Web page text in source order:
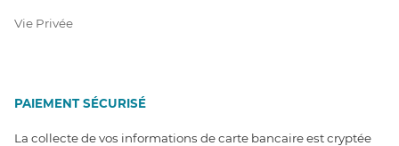
Vie Privée
PAIEMENT SÉCURISÉ
La collecte de vos informations de carte bancaire est cryptée